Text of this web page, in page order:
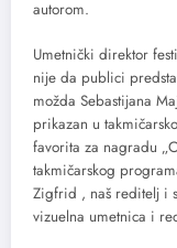
autorom.
Umetnički direktor
nije da publici
možda Sebastijana
prikazan u
favorita za nagradu
takmičarskog
Zigfrid , naš reditelj i
vizuelna umetnica i